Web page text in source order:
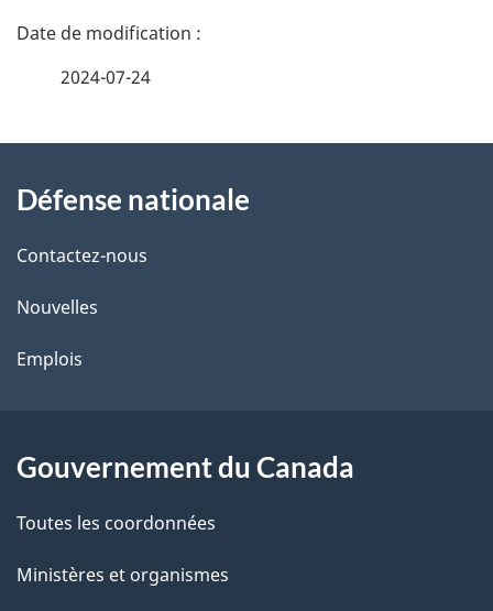
D
i
l
s
d
l
p
a
2024-07-24
propos
de
ce
site
Défense nationale
Contactez-nous
Nouvelles
Emplois
Gouvernement du Canada
Toutes les coordonnées
Ministères et organismes